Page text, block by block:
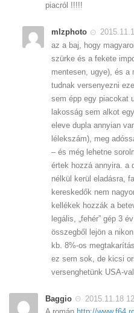
piacról !!!!!
mlzphoto
az a baj, hogy
szürke és a fekete
mentesen, ugye), és a
tudnak versenyezni
sem épp egy piacokat
lakosság sem alkot
eleve dupla annyian
lélekszám), meg
– és még lehetne
értek hozzá annyira. a
nélkül kerül eladásra,
kereskedők nem
kellékek hozzák a
legális, „fehér” gép 3
összegből lejön a
kb. 8%-os
ez sem sok, de kicsi
versenghetünk USA-val.
Baggio
2015.11.18